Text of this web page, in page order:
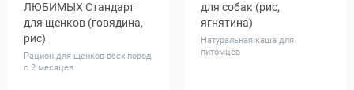
ЛЮБИМЫХ Стандарт
для щенков (говядина,
рис)
Рацион для щенков всех пород
с 2 месяцев
для собак (рис,
ягнятина)
Натуральная каша для
питомцев